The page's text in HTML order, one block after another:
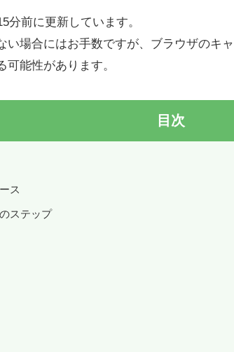
分前に更新しています。
い場合にはお手数ですが、ブラウザのキ
可能性があります。
目次
ス
ステップ